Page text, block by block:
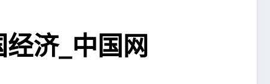
济_中国网